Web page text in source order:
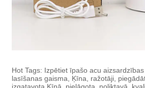
Hot Tags: Izpētiet īpašo acu
lasīšanas gaisma, Ķīna, ražotāji,